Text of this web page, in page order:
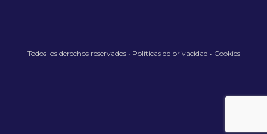
Todos los derechos reservados • Políticas de privacidad • Cookies